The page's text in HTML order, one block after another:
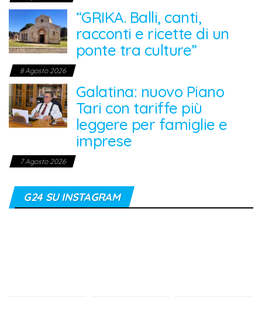
“GRIKA. Balli, canti,
racconti e ricette di un
ponte tra culture”
8 Agosto 2026
Galatina: nuovo Piano
Tari con tariffe più
leggere per famiglie e
imprese
7 Agosto 2026
G24 SU INSTAGRAM